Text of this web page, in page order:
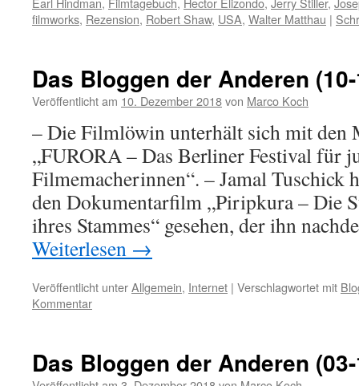
filmworks, Rezension, Robert Shaw, USA, Walter Matthau |
Das Bloggen der Anderen
Veröffentlicht am 10. Dezember 2018von Marco Koch
– Die Filmlöwin unterhält sich mit den
„FURORA – Das Berliner Festival für
Filmemacherinnen“. – Jamal Tuschick
den Dokumentarfilm „Piripkura – Die
ihres Stammes“ gesehen, der ihn
Weiterlesen →
Veröffentlicht unterAllgemein, Internet | Verschlagwortet mit
Kommentar
Das Bloggen der Anderen